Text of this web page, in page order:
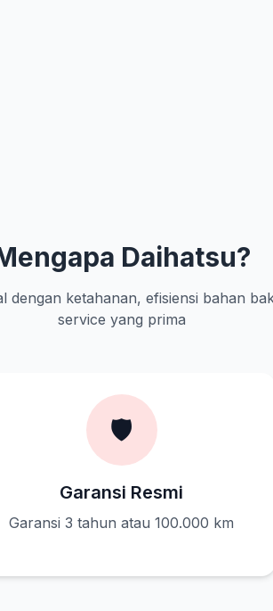
Daihatsu?
dengan ketahanan, efisiensi bahan
service yang prima
🛡️
Garansi Resmi
Garansi 3 tahun atau 100.000 km